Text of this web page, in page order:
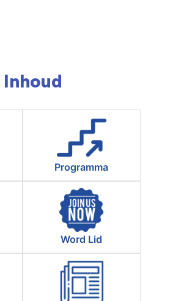
Inhoud
Programma
Word Lid